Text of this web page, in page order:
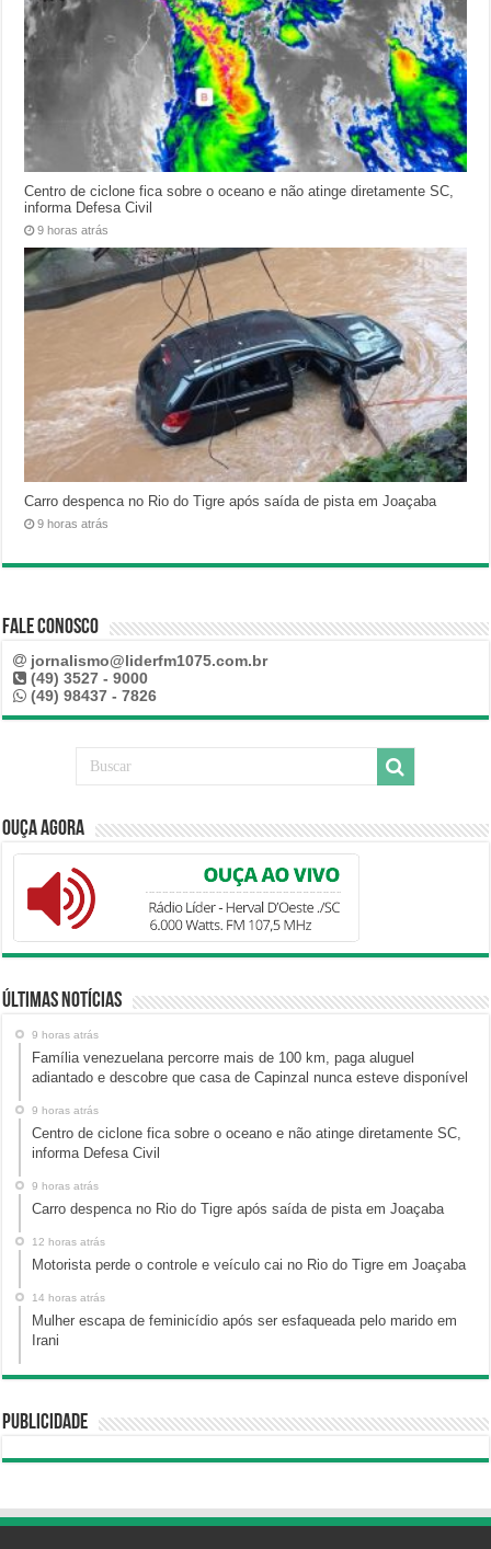
Centro de ciclone fica sobre o oceano e não atinge diretamente SC,
informa Defesa Civil
9 horas atrás
Carro despenca no Rio do Tigre após saída de pista em Joaçaba
9 horas atrás
Fale Conosco
jornalismo@liderfm1075.com.br
(49) 3527 - 9000
(49) 98437 - 7826
Ouça Agora
Últimas Notícias
9 horas atrás
Família venezuelana percorre mais de 100 km, paga aluguel
adiantado e descobre que casa de Capinzal nunca esteve disponível
9 horas atrás
Centro de ciclone fica sobre o oceano e não atinge diretamente SC,
informa Defesa Civil
9 horas atrás
Carro despenca no Rio do Tigre após saída de pista em Joaçaba
12 horas atrás
Motorista perde o controle e veículo cai no Rio do Tigre em Joaçaba
14 horas atrás
Mulher escapa de feminicídio após ser esfaqueada pelo marido em
Irani
Publicidade